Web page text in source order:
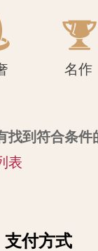
名作
找到符合条件
表
支付方式